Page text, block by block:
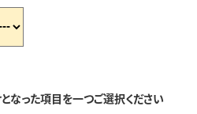
なった項目を一つご選択ください